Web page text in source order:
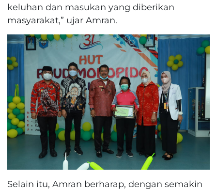
keluhan dan masukan yang diberikan
masyarakat,” ujar Amran.
Selain itu, Amran berharap, dengan semakin